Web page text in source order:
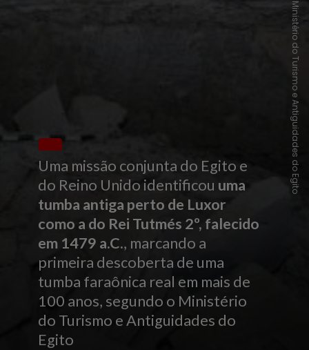
Ministério do Turismo e Antiguidades do Egito
Uma missão conjunta do Egito e
do Reino Unido identificou uma
tumba antiga perto de Luxor
como a do Rei Tutmés 2º, falecido
em 1479 a.C., marcando a
primeira descoberta de uma
tumba faraônica real em mais de
100 anos, segundo o Ministério
do Turismo e Antiguidades do
Egito